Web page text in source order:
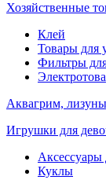
Хозяйственные
Клей
Товары для
Фильтры
Аквагрим,
Игрушки для
Аксессуары
Куклы